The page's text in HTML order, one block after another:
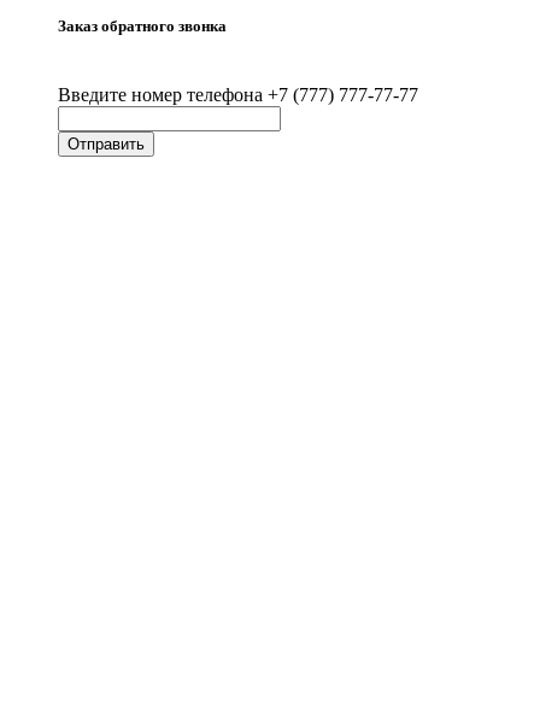
Заказ обратного звонка
Введите номер телефона +7 (777) 777-77-77
Отправить